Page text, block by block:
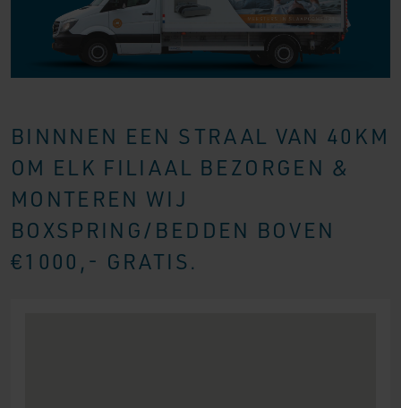
BINNNEN EEN STRAAL VAN 40KM
OM ELK FILIAAL BEZORGEN &
MONTEREN WIJ
BOXSPRING/BEDDEN BOVEN
€1000,- GRATIS.